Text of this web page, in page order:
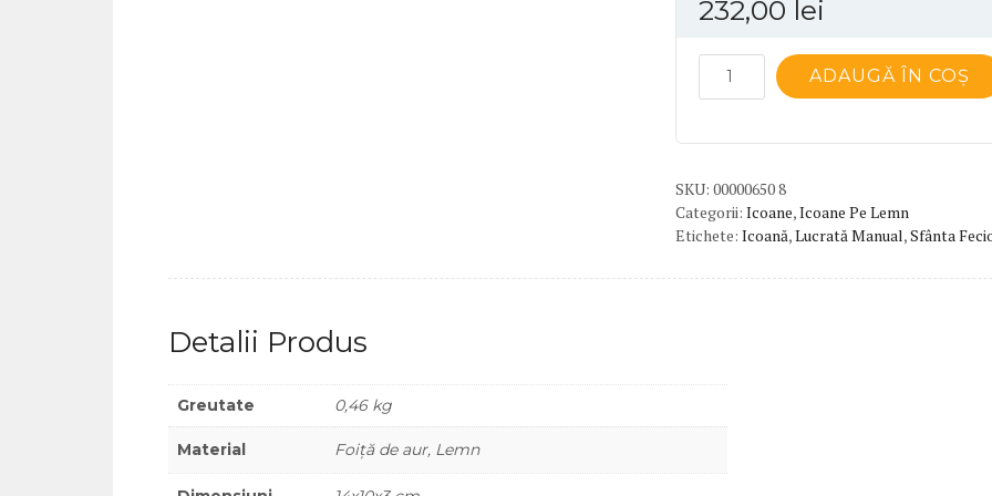
232,00 lei
Cantitate
Icoană
Sf.
Maria
ADAUGĂ ÎN COȘ
SKU: 00000650 8
Categorii: Icoane,Icoane Pe Lemn
Etichete: Icoană,Lucrată Manual,Sfânta
Detalii Produs
Greutate 0,46 kg
Material Foiță de aur, Lemn